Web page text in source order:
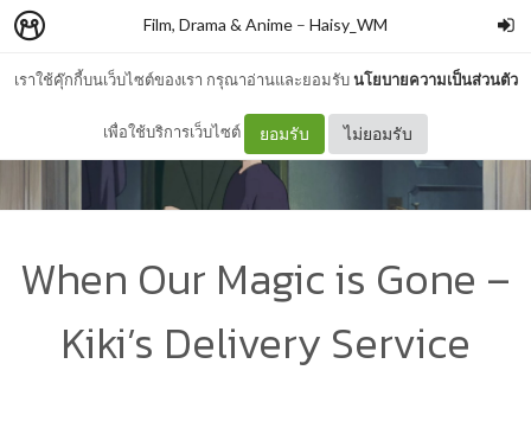
เราใช้คุ๊กกี้บนเว็บไซต์ของเรา กรุณาอ่านและยอมรับนโยบายความเป็นส่วนตัว
เพื่อใช้บริการเว็บไซต์ ยอมรับ ไม่ยอมรับ
Film, Drama & Anime – Haisy_WM
When Our Magic is Gone –
Kiki’s Delivery Service